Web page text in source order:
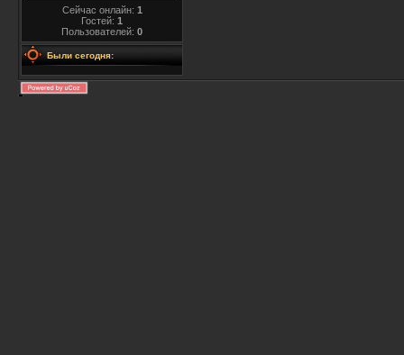
Сейчас онлайн: 1
Гостей: 1
Пользователей: 0
Были сегодня: